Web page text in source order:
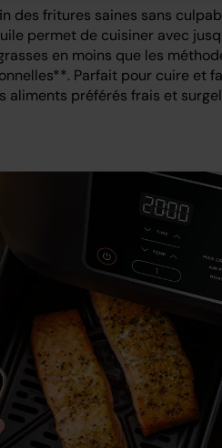
des fritures saines sans
permet de cuisiner avec
en moins que les
Parfait pour cuire et
aliments préférés frais et